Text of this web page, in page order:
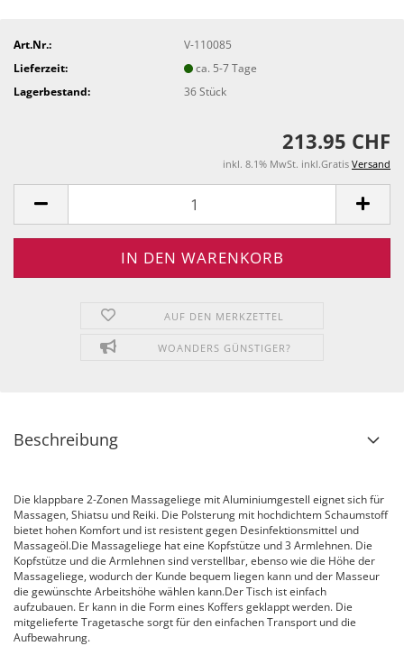
Art.Nr.:
V-110085
Lieferzeit:
ca. 5-7 Tage
Lagerbestand:
36Stück
213.95 CHF
inkl. 8.1% MwSt. inkl.Gratis Versand
AUF DEN MERKZETTEL
WOANDERS GÜNSTIGER?
Beschreibung
Die klappbare 2-Zonen Massageliege mit Aluminiumgestell eignet sich für
Massagen, Shiatsu und Reiki. Die Polsterung mit hochdichtem Schaumstoff
bietet hohen Komfort und ist resistent gegen Desinfektionsmittel und
Massageöl.Die Massageliege hat eine Kopfstütze und 3 Armlehnen. Die
Kopfstütze und die Armlehnen sind verstellbar, ebenso wie die Höhe der
Massageliege, wodurch der Kunde bequem liegen kann und der Masseur
die gewünschte Arbeitshöhe wählen kann.Der Tisch ist einfach
aufzubauen. Er kann in die Form eines Koffers geklappt werden. Die
mitgelieferte Tragetasche sorgt für den einfachen Transport und die
Aufbewahrung.